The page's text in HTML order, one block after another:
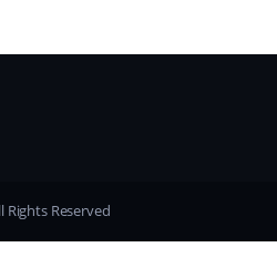
Rights Reserved